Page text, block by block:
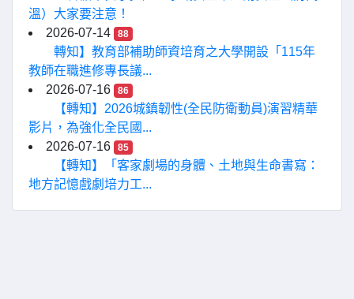
溫）大家要注意！
2026-07-14
88
轉知】教育部補助師資培育之大學開設「115年
教師在職進修專長議...
2026-07-16
86
【轉知】2026城鎮韌性(全民防衛動員)演習精華
影片，為強化全民國...
2026-07-16
85
【轉知】「客家劇場的身體、土地與生命書寫：
地方記憶戲劇培力工...